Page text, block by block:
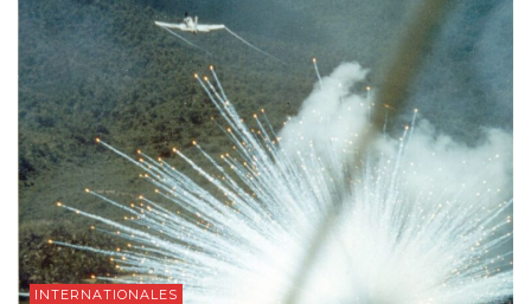
INTERNATIONALES